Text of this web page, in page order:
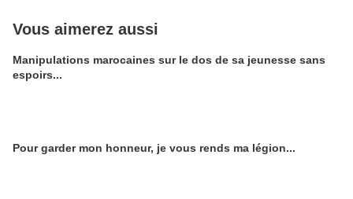
Vous aimerez aussi
Manipulations marocaines sur le dos de sa jeunesse sans
espoirs...
Pour garder mon honneur, je vous rends ma légion...